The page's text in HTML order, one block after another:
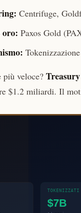
Centrifuge,
oro: Paxos Gold
più veloce?
$1.2 miliardi. Il